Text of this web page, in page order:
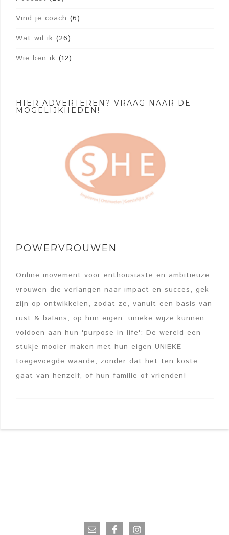
Vind je coach (6)
Wat wil ik (26)
Wie ben ik (12)
HIER ADVERTEREN? VRAAG NAAR DE
MOGELIJKHEDEN!
POWERVROUWEN
Online movement voor enthousiaste en ambitieuze
vrouwen die verlangen naar impact en succes, gek
zijn op ontwikkelen, zodat ze, vanuit een basis van
rust & balans, op hun eigen, unieke wijze kunnen
voldoen aan hun 'purpose in life': De wereld een
stukje mooier maken met hun eigen UNIEKE
toegevoegde waarde, zonder dat het ten koste
gaat van henzelf, of hun familie of vrienden!